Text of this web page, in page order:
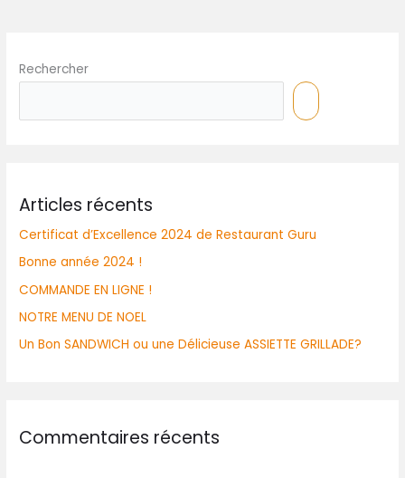
Rechercher
Articles récents
Certificat d’Excellence 2024 de Restaurant Guru
Bonne année 2024 !
COMMANDE EN LIGNE !
NOTRE MENU DE NOEL
Un Bon SANDWICH ou une Délicieuse ASSIETTE GRILLADE?
Commentaires récents